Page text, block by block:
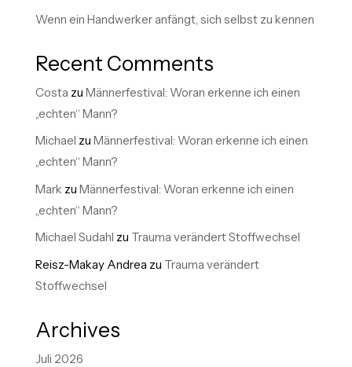
Wenn ein Handwerker anfängt, sich selbst zu kennen
Recent Comments
Costa zu Männerfestival: Woran erkenne ich einen
„echten“ Mann?
Michael zu Männerfestival: Woran erkenne ich einen
„echten“ Mann?
Mark zu Männerfestival: Woran erkenne ich einen
„echten“ Mann?
Michael Sudahl zu Trauma verändert Stoffwechsel
Reisz-Makay Andrea zu Trauma verändert
Stoffwechsel
Archives
Juli 2026